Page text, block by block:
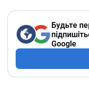
Будьте
Google